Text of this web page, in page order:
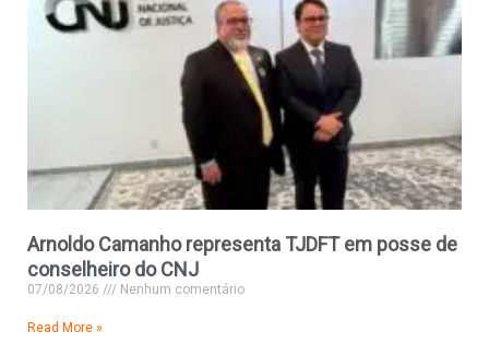
Arnoldo Camanho representa TJDFT em posse de
conselheiro do CNJ
07/08/2026 Nenhum comentário
Read More »